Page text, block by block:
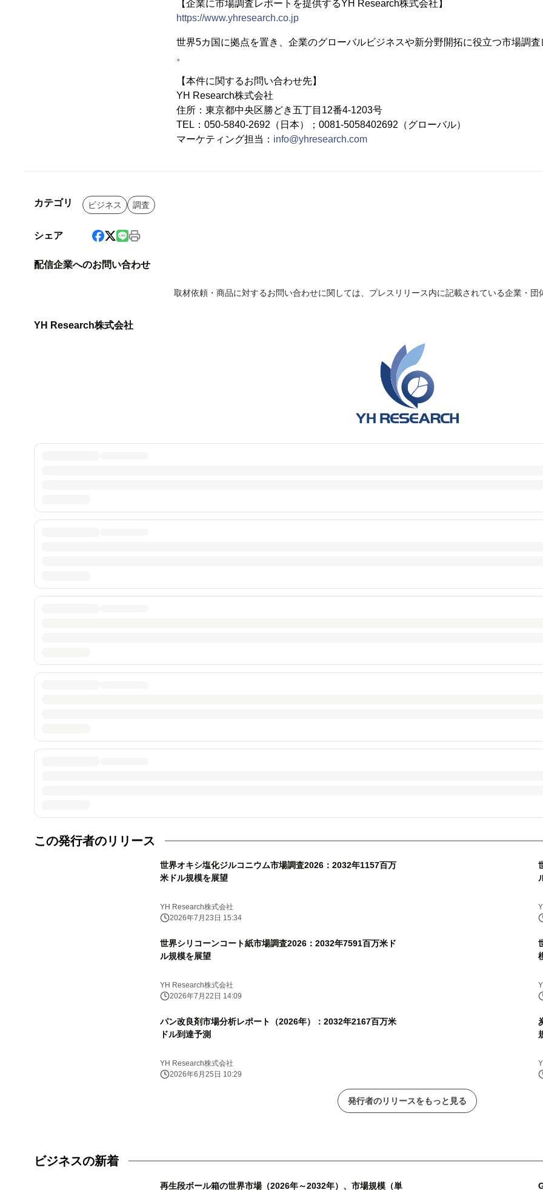
【企業に市場調査レポートを提供するYH Research株式会社】
https://www.yhresearch.co.jp
世界5カ国に拠点を置き、企業のグローバルビジネスや新分野開拓に役立つ市場調
。
【本件に関するお問い合わせ先】
YH Research株式会社
住所：東京都中央区勝どき五丁目12番4-1203号
TEL：050-5840-2692（日本）；0081-5058402692（グローバル）
マーケティング担当： info@yhresearch.com
カテゴリ ビジネス 調査
シェア
配信企業へのお問い合わせ
取材依頼・商品に対するお問い合わせに関しては、プレスリリース内に記載されている企業・団
YH Research株式会社
この発行者のリリース
世界オキシ塩化ジルコニウム市場調査2026：2032年1157百万
米ドル規模を展望
YH Research株式会社
2026年7月23日 15:34
世界シリコーンコート紙市場調査2026：2032年7591百万米ド
ル規模を展望
YH Research株式会社
2026年7月22日 14:09
パン改良剤市場分析レポート（2026年）：2032年2167百万米
ドル到達予測
YH Research株式会社
2026年6月25日 10:29
発行者のリリースをもっと見る
ビジネスの新着
再生段ボール箱の世界市場（2026年～2032年）、市場規模（単